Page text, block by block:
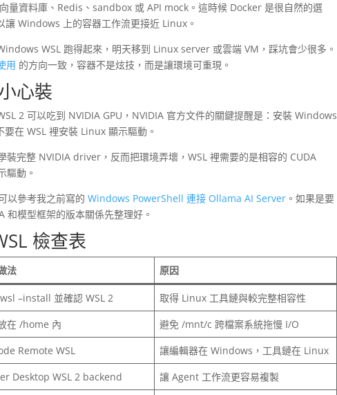
量資料庫、Redis、sandbox 或 API mock。這時候 Docker 是很自然的選
Windows 上的容器工作流更接近 Linux。
WSL 跑得起來，明天移到 Linux server 或雲端 VM，踩坑會少很多。
用 的方向一致，容器不是炫技，而是讓環境可重現。
心裝
2 可以吃到 NVIDIA GPU，NVIDIA 官方文件的關鍵提醒是：安裝 Windows
在 WSL 裡安裝 Linux 顯示驅動。
完整 NVIDIA driver，反而把環境弄壞，WSL 裡需要的是相容的 CUDA
驅動。
以參考我之前寫的Windows PowerShell 連接 Ollama AI Server 。如果是要
和模型框架的版本關係先整理好。
檢查表
法 原因
–install 並確認 WSL 2
取得 Linux 工具鏈與較完整相容性
在 /home 內
避免 /mnt/c 跨檔案系統拖慢 I/O
Remote WSL
讓編輯器在 Windows，工具鏈在 Linux
Desktop WSL 2 backend
讓 Agent 工作流更容易複製